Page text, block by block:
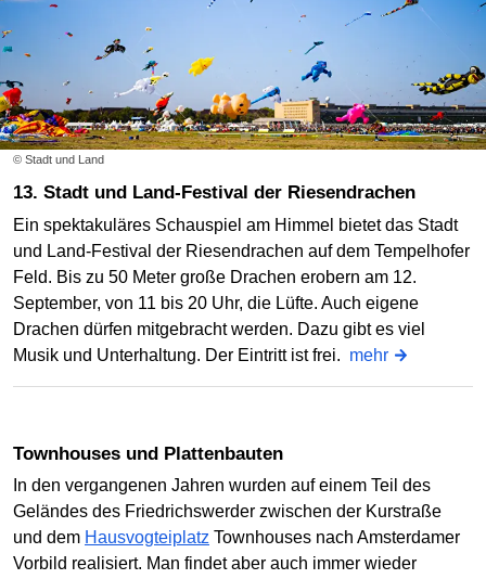
© Stadt und Land
13. Stadt und Land-Festival der Riesendrachen
Ein spektakuläres Schauspiel am Himmel bietet das Stadt
und Land-Festival der Riesendrachen auf dem Tempelhofer
Feld. Bis zu 50 Meter große Drachen erobern am 12.
September, von 11 bis 20 Uhr, die Lüfte. Auch eigene
Drachen dürfen mitgebracht werden. Dazu gibt es viel
Musik und Unterhaltung. Der Eintritt ist frei. mehr
Townhouses und Plattenbauten
In den vergangenen Jahren wurden auf einem Teil des
Geländes des Friedrichswerder zwischen der Kurstraße
und dem Hausvogteiplatz Townhouses nach Amsterdamer
Vorbild realisiert. Man findet aber auch immer wieder